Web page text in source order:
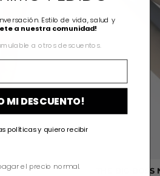
THE BIG BOSS
Estilo de vida, salud y
a nuestra comunidad!
a otros descuentos.
MI DESCUENTO!
políticas y quiero recibir
el precio normal.